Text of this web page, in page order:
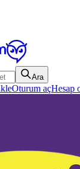
Ara
Oturum açHesap